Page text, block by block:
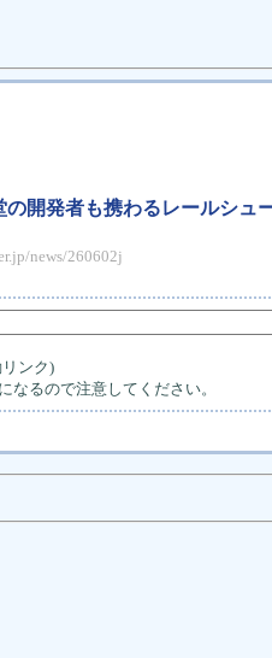
の開発者も携わるレールシ
news/260602j
ンク)
なるので注意してください。